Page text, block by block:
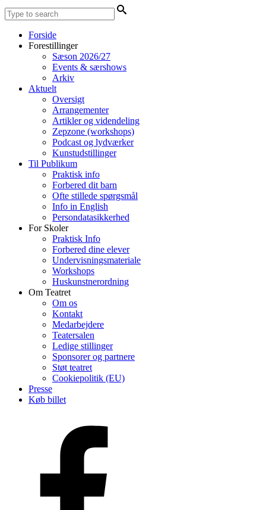
Forside
Forestillinger
Sæson 2026/27
Events & særshows
Arkiv
Aktuelt
Oversigt
Arrangementer
Artikler og videndeling
Zepzone (workshops)
Podcast og lydværker
Kunstudstillinger
Til Publikum
Praktisk info
Forbered dit barn
Ofte stillede spørgsmål
Info in English
Persondatasikkerhed
For Skoler
Praktisk Info
Forbered dine elever
Undervisningsmateriale
Workshops
Huskunstnerordning
Om Teatret
Om os
Kontakt
Medarbejdere
Teatersalen
Ledige stillinger
Sponsorer og partnere
Støt teatret
Cookiepolitik (EU)
Presse
Køb billet